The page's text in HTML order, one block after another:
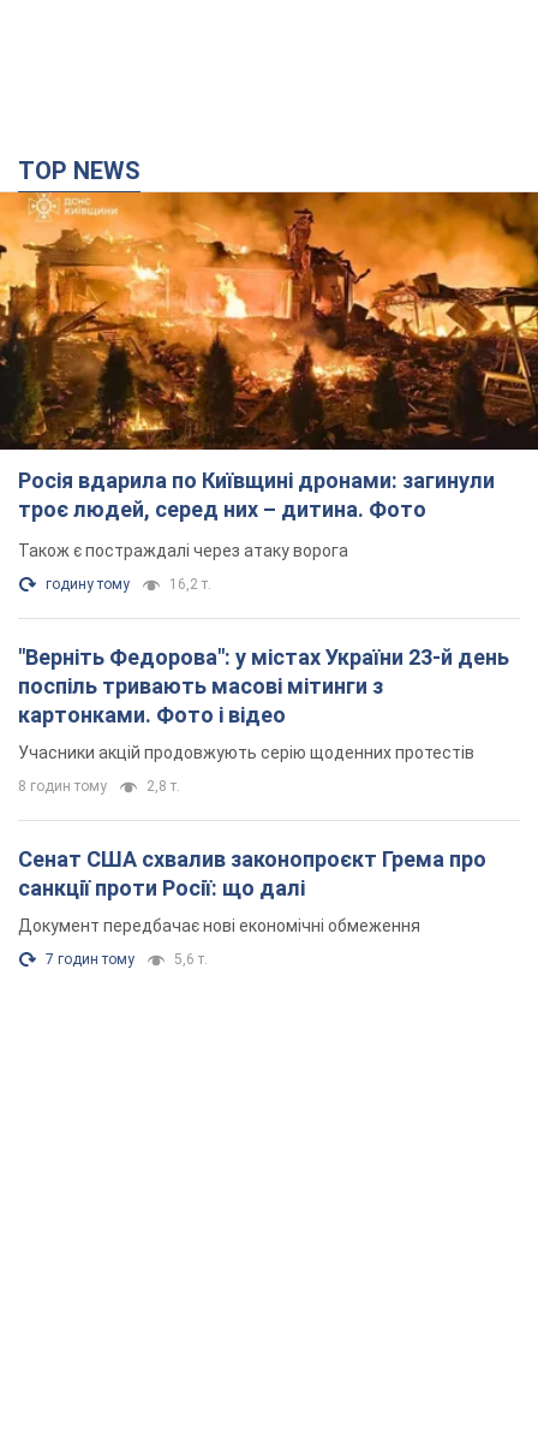
TOP NEWS
Росія вдарила по Київщині дронами: загинули
троє людей, серед них – дитина. Фото
Також є постраждалі через атаку ворога
годину тому 16,2 т.
"Верніть Федорова": у містах України 23-й день
поспіль тривають масові мітинги з
картонками. Фото і відео
Учасники акцій продовжують серію щоденних протестів
8 годин тому 2,8 т.
Сенат США схвалив законопроєкт Грема про
санкції проти Росії: що далі
Документ передбачає нові економічні обмеження
7 годин тому 5,6 т.